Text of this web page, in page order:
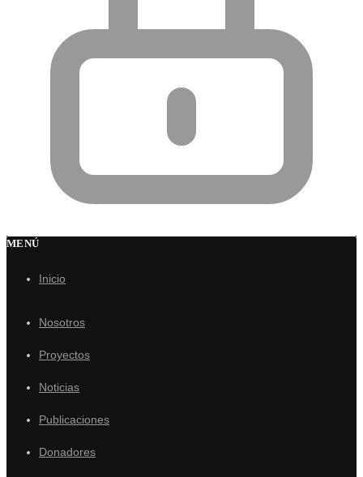
MENÚ
Inicio
Nosotros
Proyectos
Noticias
Publicaciones
Donadores